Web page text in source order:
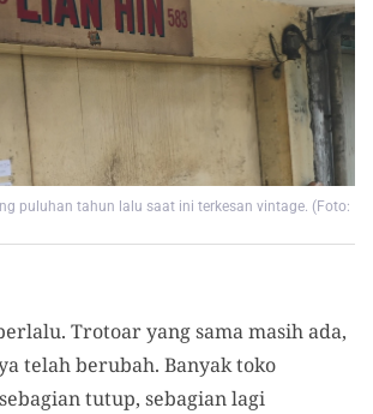
puluhan tahun lalu saat ini terkesan vintage. (Foto:
Trotoar yang sama masih ada,
telah berubah. Banyak toko
tutup, sebagian lagi